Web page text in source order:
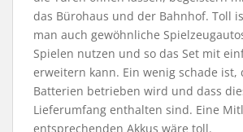
das Bürohaus und der Bahnhof. Toll
man auch gewöhnliche
Spielen nutzen und so das Set mit
erweitern kann. Ein wenig schade ist,
Batterien betrieben wird und dass
Lieferumfang enthalten sind. Eine
entsprechenden Akkus wäre toll.